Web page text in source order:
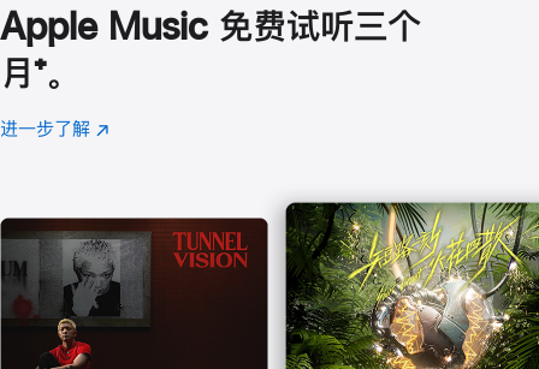
Apple Music 免费试听三个
月 脚
注
⁺。
进一步了解 Apple
(在
口
中
打
开)